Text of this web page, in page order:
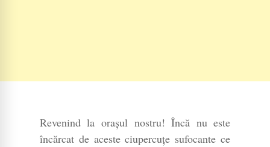
Revenind la orașul nostru! Încă nu este
încărcat de aceste ciupercuțe sufocante ce